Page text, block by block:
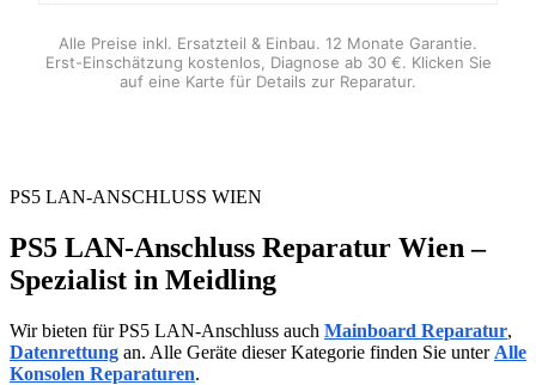
Alle Preise inkl. Ersatzteil & Einbau. 12 Monate Garantie.
Erst-Einschätzung kostenlos, Diagnose ab 30 €. Klicken Sie
auf eine Karte für Details zur Reparatur.
PS5 LAN-ANSCHLUSS WIEN
PS5 LAN-Anschluss Reparatur Wien –
Spezialist in Meidling
Wir bieten für PS5 LAN-Anschluss auch Mainboard Reparatur,
Datenrettung an. Alle Geräte dieser Kategorie finden Sie unter Alle
Konsolen Reparaturen.